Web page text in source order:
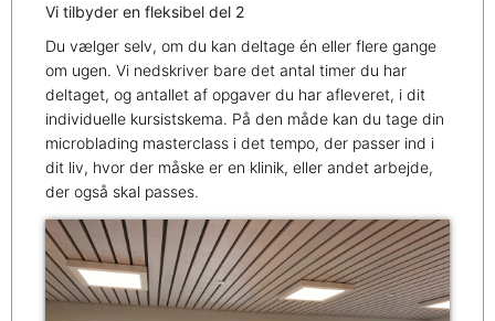
Vi tilbyder en fleksibel del 2
Du vælger selv, om du kan deltage én eller flere gange
om ugen. Vi nedskriver bare det antal timer du har
deltaget, og antallet af opgaver du har afleveret, i dit
individuelle kursistskema. På den måde kan du tage din
microblading masterclass i det tempo, der passer ind i
dit liv, hvor der måske er en klinik, eller andet arbejde,
der også skal passes.